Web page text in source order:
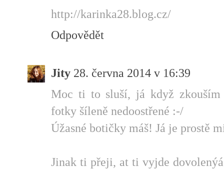
http://karinka28.blog.cz/
Odpovědět
Jity 28. června 2014 v 16:39
Moc ti to sluší, já když zkouším
fotky šíleně nedoostřené :-/
Úžasné botičky máš! Já je prostě
Jinak ti přeji, at ti vyjde